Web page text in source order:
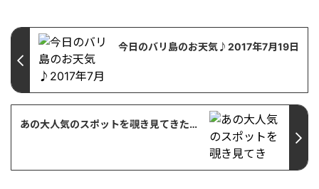
今日のバリ島のお天気♪2017年7月19日
あの大人気のスポットを覗き見てきた！ La Plancha Bali【バリ島・観光情報】